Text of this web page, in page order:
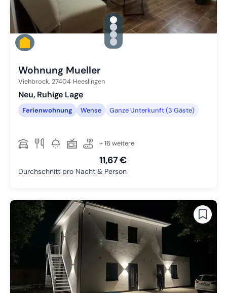
gallery.slide_selector
Zu Slide 1 wechseln
Zu Slide 2 wechseln
Zu Slide 3 wechseln
Zu Slide 4 wechseln
Wohnung Mueller
Viehbrock, 27404 Heeslingen
Neu, Ruhige Lage
Ferienwohnung Wense Ganze Unterkunft (3 Gäste)
+ 16 weitere
11,67 €
Durchschnitt pro Nacht & Person